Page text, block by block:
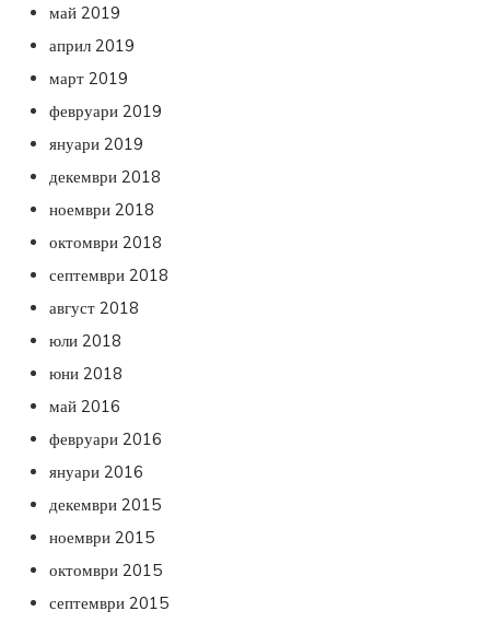
май 2019
април 2019
март 2019
февруари 2019
януари 2019
декември 2018
ноември 2018
октомври 2018
септември 2018
август 2018
юли 2018
юни 2018
май 2016
февруари 2016
януари 2016
декември 2015
ноември 2015
октомври 2015
септември 2015